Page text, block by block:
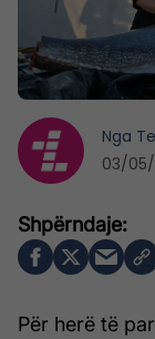
Për herë të
Nga
03/